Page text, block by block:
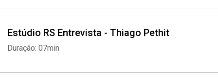
Estúdio RS Entrevista - Thiago Pethit
Duração: 07min